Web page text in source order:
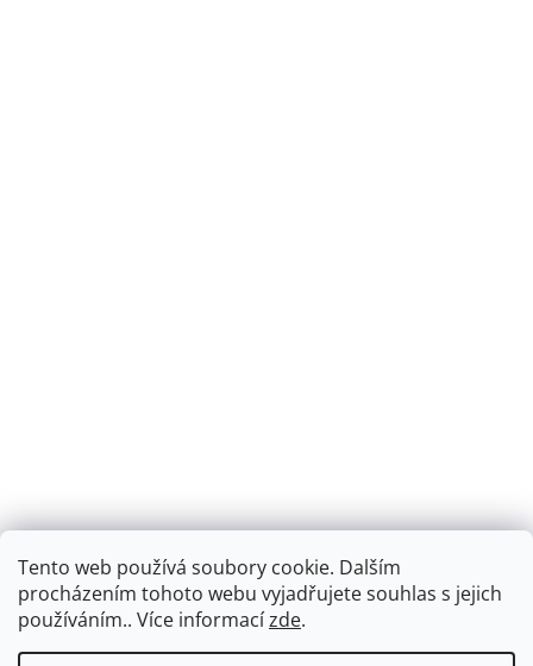
Tento web používá soubory cookie. Dalším
procházením tohoto webu vyjadřujete souhlas s jejich
používáním.. Více informacízde.
Montáž podlahového topení - EKOTERM s.r.o.